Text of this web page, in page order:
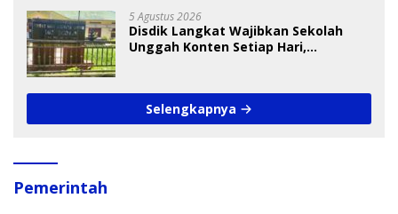
5 Agustus 2026
Disdik Langkat Wajibkan Sekolah
Unggah Konten Setiap Hari,
Selengkapnya
Pemerintah